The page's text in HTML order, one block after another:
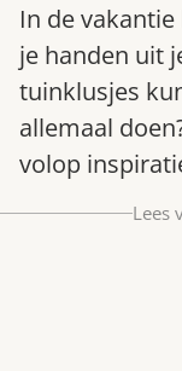
In de
je handen uit
tuinklusjes
allemaal
volop
Lees